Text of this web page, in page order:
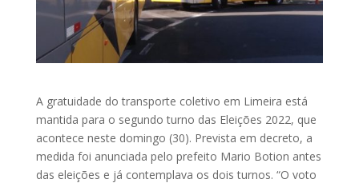
A gratuidade do transporte coletivo em Limeira está
mantida para o segundo turno das Eleições 2022, que
acontece neste domingo (30). Prevista em decreto, a
medida foi anunciada pelo prefeito Mario Botion antes
das eleições e já contemplava os dois turnos. “O voto